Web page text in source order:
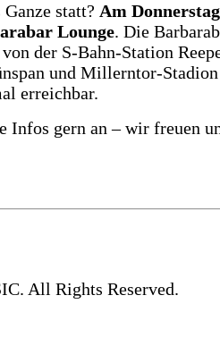
statt? Am
Lounge. Die
der S-Bahn-Station
und Millerntor-
erreichbar.
Infos gern an – wir freuen
All Rights Reserved.